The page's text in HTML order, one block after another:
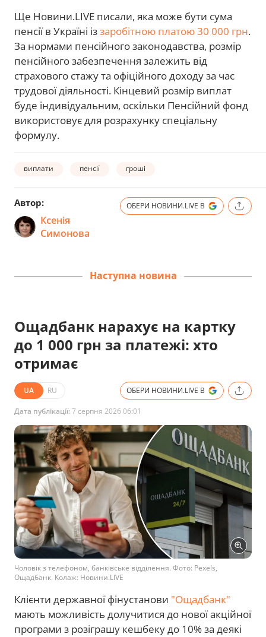
Ще Новини.LIVE писали, яка може бути сума
пенсії в Україні іззаробітною платою 30 000 грн.
За нормами пенсійного законодавства, розмір
пенсійного забезпечення залежить від
страхового стажу та офіційного доходу за час
трудової діяльності. Кінцевий розмір виплат
буде індивідуальним, оскільки Пенсійний фонд
використовує для розрахунку спеціальну
формулу.
виплати пенсії гроші
Автор:
Ксенія
Симонова
ОБЕРИ НОВИНИ.LIVE В
Наступна новина
Ощадбанк нарахує на картку
до 1 000 грн за платежі: хто
отримає
UA RU ОБЕРИ НОВИНИ.LIVE В
Дата публікації:7 серпня 2026 06:01
Чоловік з телефоном, банківське відділення. Фото: Pexels,
Ощадбанк. Колаж: Новини.LIVE
Клієнти державної фінустанови "Ощадбанк"
мають можливість долучитися до нової акційної
програми з розіграшу кешбеку до 10% за деякі